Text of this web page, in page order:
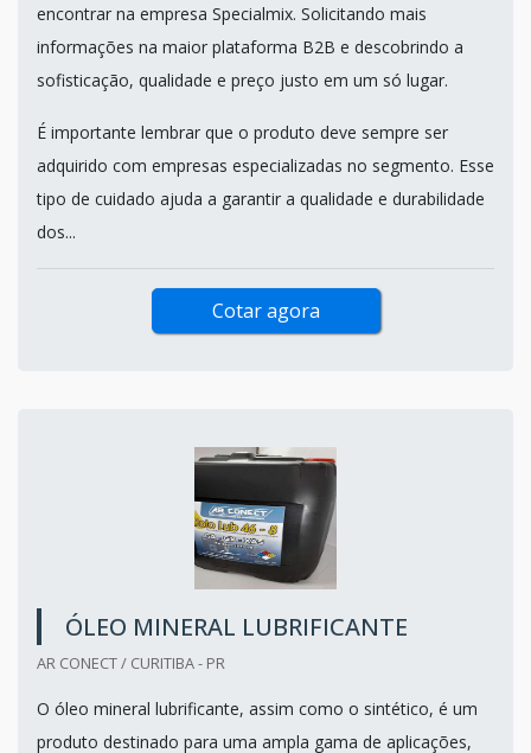
encontrar na empresa Specialmix. Solicitando mais
informações na maior plataforma B2B e descobrindo a
sofisticação, qualidade e preço justo em um só lugar.
É importante lembrar que o produto deve sempre ser
adquirido com empresas especializadas no segmento. Esse
tipo de cuidado ajuda a garantir a qualidade e durabilidade
dos...
Cotar agora
ÓLEO MINERAL LUBRIFICANTE
AR CONECT / CURITIBA - PR
O óleo mineral lubrificante, assim como o sintético, é um
produto destinado para uma ampla gama de aplicações,